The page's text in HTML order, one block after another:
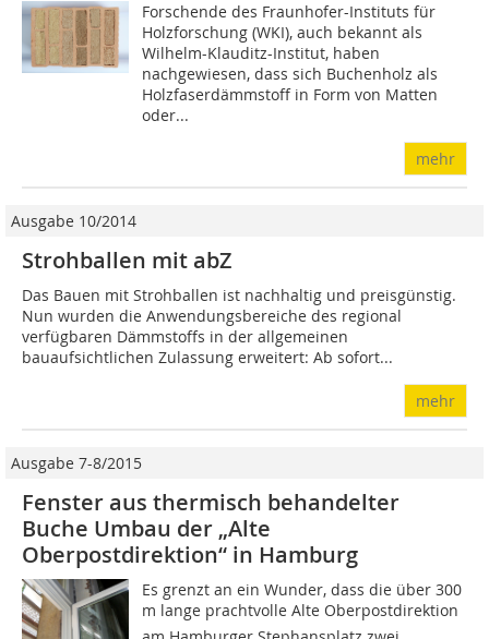
Forschende des Fraunhofer-Instituts für
Holzforschung (WKI), auch bekannt als
Wilhelm-Klauditz-Institut, haben
nachgewiesen, dass sich Buchenholz als
Holzfaserdämmstoff in Form von Matten
oder...
mehr
Ausgabe 10/2014
Strohballen mit abZ
Das Bauen mit Strohballen ist nachhaltig und preisgünstig.
Nun wurden die Anwendungsbereiche des regional
verfügbaren Dämmstoffs in der allgemeinen
bauaufsichtlichen Zulassung erweitert: Ab sofort...
mehr
Ausgabe 7-8/2015
Fenster aus thermisch behandelter
Buche Umbau der „Alte
Oberpostdirektion“ in Hamburg
Es grenzt an ein Wunder, dass die über 300
m lange prachtvolle Alte Oberpostdirektion